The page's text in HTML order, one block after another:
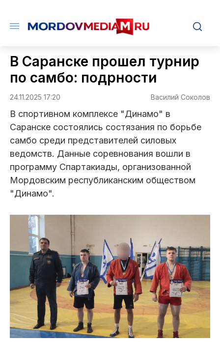
В Саранске прошел турнир
по самбо: подрности
24.11.2025 17:20 Василий Соколов
В спортивном комплексе "Динамо" в
Саранске состоялись состязания по борьбе
самбо среди представителей силовых
ведомств. Данные соревнования вошли в
программу Спартакиады, организованной
Мордовским республиканским обществом
"Динамо".